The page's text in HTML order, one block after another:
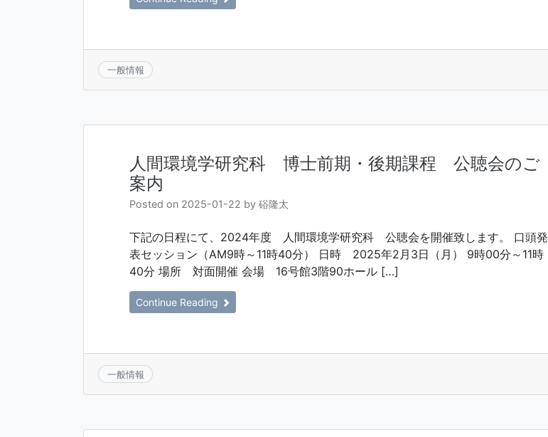
一般情報
人間環境学研究科 博士前期・後期課程 公聴会のご
案内
Posted on 2025-01-22 by 硲隆太
下記の日程にて、2024年度 人間環境学研究科 公聴会を開催致します。 口頭発
表セッション（AM9時～11時40分） 日時 2025年2月3日（月） 9時00分～11時
40分 場所 対面開催 会場 16号館3階90ホール […]
Continue Reading
一般情報